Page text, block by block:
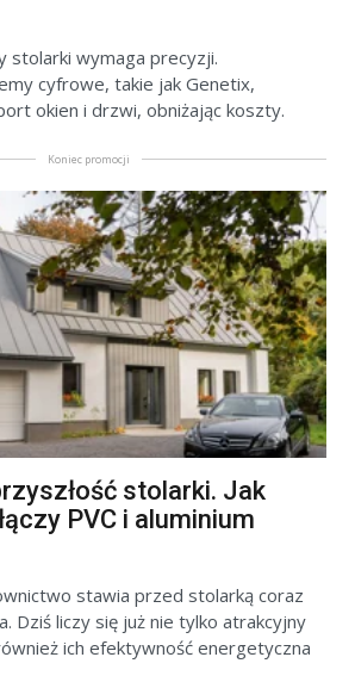
stolarki wymaga precyzji.
cyfrowe, takie jak Genetix,
okien i drzwi, obniżając koszty.
Koniec promocji
stolarki. Jak
PVC i aluminium
stawia przed stolarką coraz
Dziś liczy się już nie tylko atrakcyjny
ich efektywność energetyczna